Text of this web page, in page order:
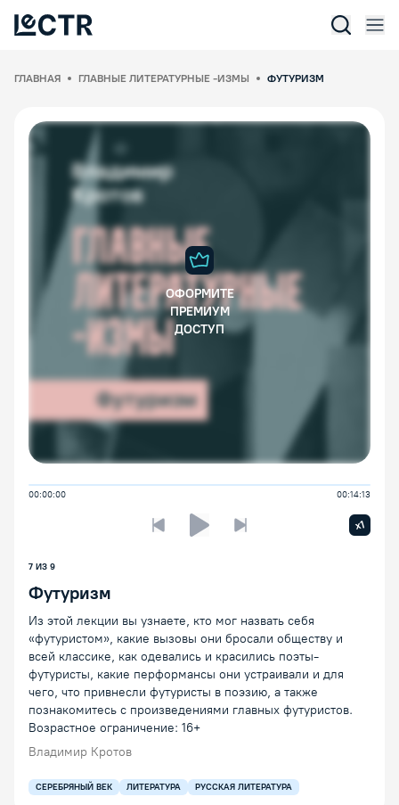
ГЛАВНАЯ ГЛАВНЫЕ ЛИТЕРАТУРНЫЕ -ИЗМЫ ФУТУРИЗМ
ОФОРМИТЕ
ПРЕМИУМ
ДОСТУП
00:00:00 00:14:13
Предыдущая лекцияСледующая лекция
x1
7 ИЗ 9
Футуризм
Из этой лекции вы узнаете, кто мог назвать себя
«футуристом», какие вызовы они бросали обществу и
всей классике, как одевались и красились поэты-
футуристы, какие перформансы они устраивали и для
чего, что привнесли футуристы в поэзию, а также
познакомитесь с произведениями главных футуристов.
Возрастное ограничение: 16+
Владимир Кротов
СЕРЕБРЯНЫЙ ВЕК ЛИТЕРАТУРА РУССКАЯ ЛИТЕРАТУРА